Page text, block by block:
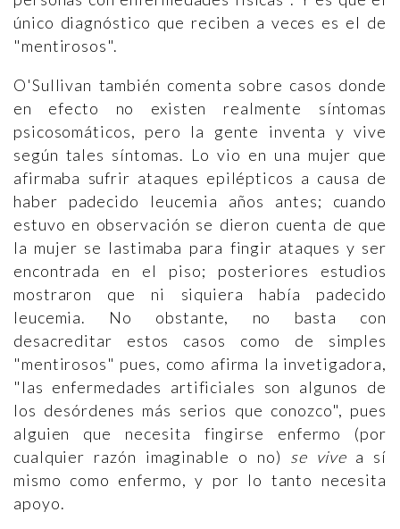
único diagnóstico que reciben a veces es el de
"mentirosos".
O'Sullivan también comenta sobre casos donde
en efecto no existen realmente síntomas
psicosomáticos, pero la gente inventa y vive
según tales síntomas. Lo vio en una mujer que
afirmaba sufrir ataques epilépticos a causa de
haber padecido leucemia años antes; cuando
estuvo en observación se dieron cuenta de que
la mujer se lastimaba para fingir ataques y ser
encontrada en el piso; posteriores estudios
mostraron que ni siquiera había padecido
leucemia. No obstante, no basta con
desacreditar estos casos como de simples
"mentirosos" pues, como afirma la invetigadora,
"las enfermedades artificiales son algunos de
los desórdenes más serios que conozco", pues
alguien que necesita fingirse enfermo (por
cualquier razón imaginable o no) se vive a sí
mismo como enfermo, y por lo tanto necesita
apoyo.